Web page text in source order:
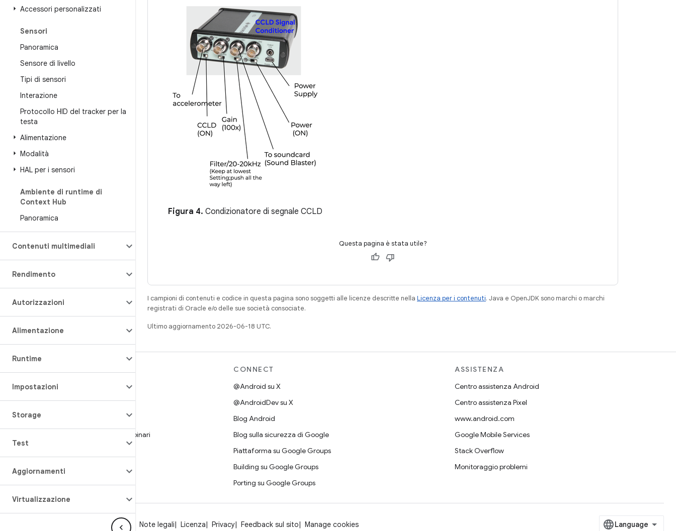
Accessori personalizzati
Sensori
Panoramica
Sensore di livello
Tipi di sensori
Interazione
Protocollo HID del tracker per la
testa
Alimentazione
Modalità
HAL per i sensori
Ambiente di runtime di
Context Hub
Panoramica
Contenuti multimediali
Rendimento
Autorizzazioni
Alimentazione
Runtime
Impostazioni
Storage
Test
Aggiornamenti
Virtualizzazione
Figura 4. Condizionatore di segnale CCLD
Questa pagina è stata utile?
I campioni di contenuti e codice in questa pagina sono soggetti alle licenze descritte nella Licenza per i contenuti. Java e OpenJDK sono marchi o marchi
registrati di Oracle e/o delle sue società consociate.
Ultimo aggiornamento 2026-06-18 UTC.
Repository per Android
Requisiti
Download
Visualizza l'anteprima dei programmi binari
File binari del driver
CONNECT
@Android su X
@AndroidDev su X
Blog Android
Blog sulla sicurezza di Google
Piattaforma su Google Groups
Building su Google Groups
Porting su Google Groups
ASSISTENZA
Centro assistenza Android
Centro assistenza Pixel
www.android.com
Google Mobile Services
Stack Overflow
Monitoraggio problemi
Community Note legali Licenza Privacy Feedback sul sito Manage cookies